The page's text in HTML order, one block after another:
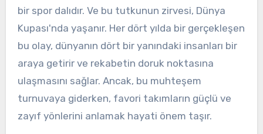
bir spor dalıdır. Ve bu tutkunun zirvesi, Dünya
Kupası'nda yaşanır. Her dört yılda bir gerçekleşen
bu olay, dünyanın dört bir yanındaki insanları bir
araya getirir ve rekabetin doruk noktasına
ulaşmasını sağlar. Ancak, bu muhteşem
turnuvaya giderken, favori takımların güçlü ve
zayıf yönlerini anlamak hayati önem taşır.